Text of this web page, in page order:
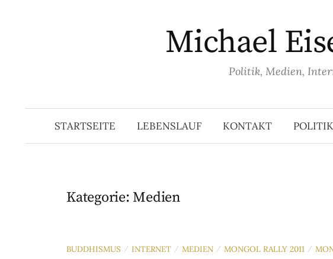
Michael
Politik, Medien,
STARTSEITE LEBENSLAUF KONTAKT POLITIK
Kategorie: Medien
BUDDHISMUS / INTERNET / MEDIEN / MONGOL RALLY 2011 /